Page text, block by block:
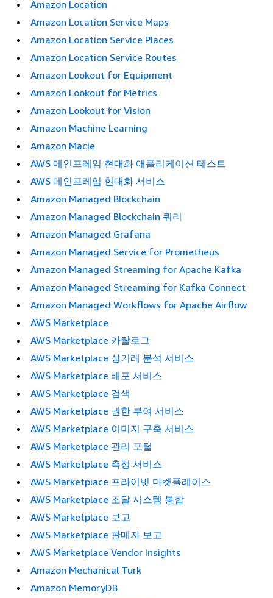
Amazon Location
Amazon Location Service Maps
Amazon Location Service Places
Amazon Location Service Routes
Amazon Lookout for Equipment
Amazon Lookout for Metrics
Amazon Lookout for Vision
Amazon Machine Learning
Amazon Macie
AWS 메인프레임 현대화 애플리케이션 테스트
AWS 메인프레임 현대화 서비스
Amazon Managed Blockchain
Amazon Managed Blockchain 쿼리
Amazon Managed Grafana
Amazon Managed Service for Prometheus
Amazon Managed Streaming for Apache Kafka
Amazon Managed Streaming for Kafka Connect
Amazon Managed Workflows for Apache Airflow
AWS Marketplace
AWS Marketplace 카탈로그
AWS Marketplace 상거래 분석 서비스
AWS Marketplace 배포 서비스
AWS Marketplace 검색
AWS Marketplace 권한 부여 서비스
AWS Marketplace 이미지 구축 서비스
AWS Marketplace 관리 포털
AWS Marketplace 측정 서비스
AWS Marketplace 프라이빗 마켓플레이스
AWS Marketplace 조달 시스템 통합
AWS Marketplace 보고
AWS Marketplace 판매자 보고
AWS Marketplace Vendor Insights
Amazon Mechanical Turk
Amazon MemoryDB